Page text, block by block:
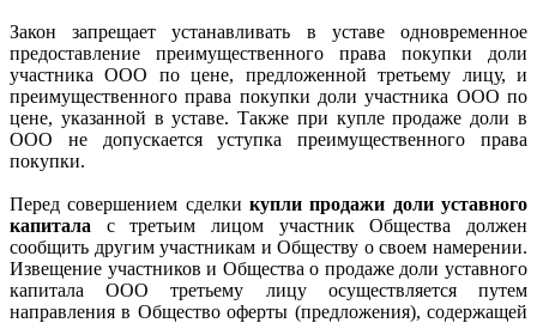
Закон запрещает устанавливать в уставе одновременное
предоставление преимущественного права покупки доли
участника ООО по цене, предложенной третьему лицу, и
преимущественного права покупки доли участника ООО по
цене, указанной в уставе. Также при купле продаже доли в
ООО не допускается уступка преимущественного права
покупки.
Перед совершением сделки купли продажи доли уставного
капитала с третьим лицом участник Общества должен
сообщить другим участникам и Обществу о своем намерении.
Извещение участников и Общества о продаже доли уставного
капитала ООО третьему лицу осуществляется путем
направления в Общество оферты (предложения), содержащей